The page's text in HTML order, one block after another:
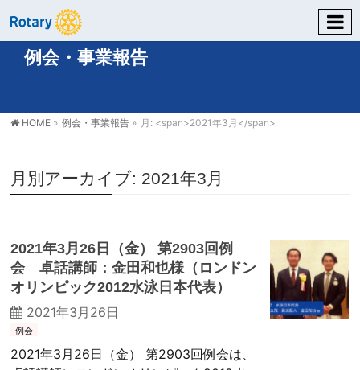
例会・事業報告
HOME » 例会・事業報告 » 月: <span>2021年3月</span>
月別アーカイブ: 2021年3月
2021年3月26日（金） 第2903回例
会 卓話講師：金田和也様（ロンドン
オリンピック2012水泳日本代表）
2021年3月26日
例会
2021年3月26日（金） 第2903回例会は、